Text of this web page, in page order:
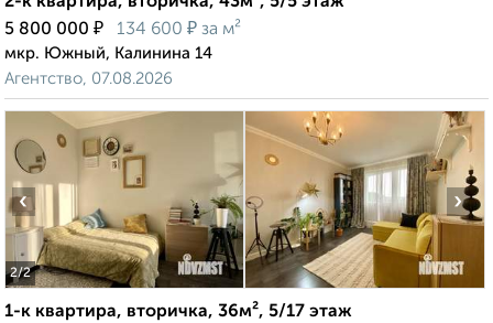
5 800 000 ₽ 134 600 ₽ за м²
мкр. Южный, Калинина 14
Агентство, 07.08.2026
2/2
‹ ›
1-к квартира, вторичка, 36м², 5/17 этаж